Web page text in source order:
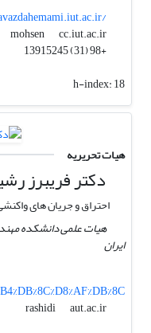
mohsen
cc.iut.ac.ir
+98 (31) 13915245
h-index:18
هیات تحریریه
دکتر فریبرز
احتراق و جریان های
هیات علمی دانشکده
ایران
rashidi
aut.ac.ir